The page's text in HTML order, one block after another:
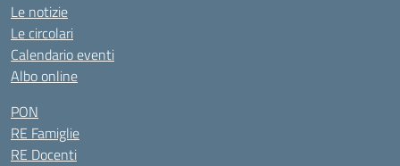
Le notizie
Le circolari
Calendario eventi
Albo online
PON
RE Famiglie
RE Docenti